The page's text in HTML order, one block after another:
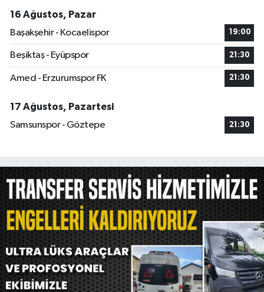
16 Ağustos, Pazar
Başakşehir - Kocaelispor
19:00
Beşiktaş - Eyüpspor 21:30
Amed - Erzurumspor FK 21:30
17 Ağustos, Pazartesi
Samsunspor - Göztepe
21:30